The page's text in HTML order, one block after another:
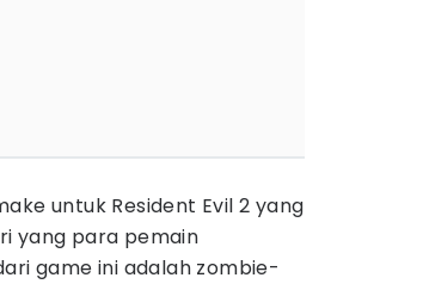
untuk Resident Evil 2 yang
yang para pemain
game ini adalah zombie-